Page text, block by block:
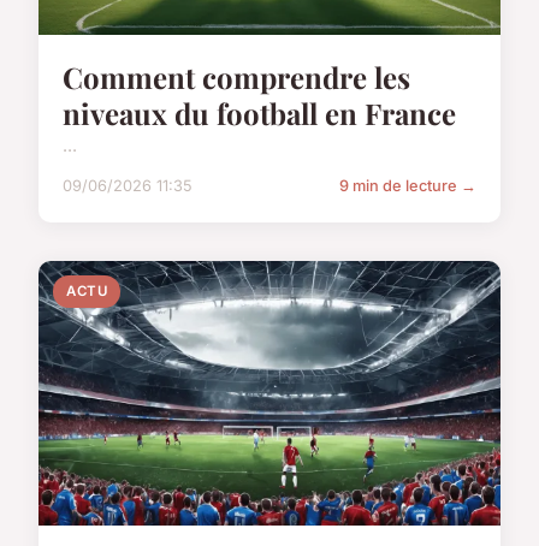
Comment comprendre les
niveaux du football en France
...
09/06/2026 11:35 9 min de lecture →
ACTU